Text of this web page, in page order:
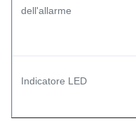
dell'allarme
Indicatore LED